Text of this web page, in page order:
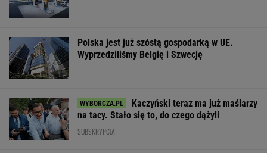
Polska jest już szóstą gospodarką w UE.
Wyprzedziliśmy Belgię i Szwecję
Kaczyński teraz ma już maślarzy
na tacy. Stało się to, do czego dążyli
SUBSKRYPCJA